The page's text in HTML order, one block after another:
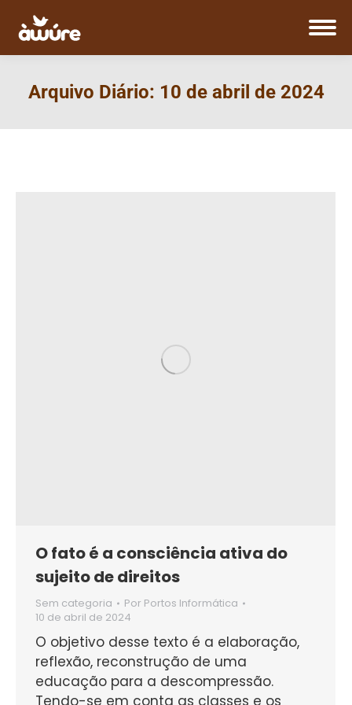
Arquivo Diário: 10 de abril de 2024
O fato é a consciência ativa do
sujeito de direitos
Sem categoria Por Portos Informática
10 de abril de 2024
O objetivo desse texto é a elaboração,
reflexão, reconstrução de uma
educação para a descompressão.
Tendo-se em conta as classes e os